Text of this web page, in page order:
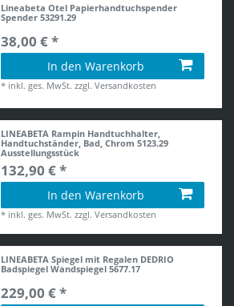
Lineabeta Otel Papierhandtuchspender
Spender 53291.29
38,00 € *
In den Warenkorb
* inkl. ges. MwSt. zzgl.Versandkosten
LINEABETA Rampin Handtuchhalter,
Handtuchständer, Bad, Chrom 5123.29
Ausstellungsstück
132,90 € *
In den Warenkorb
* inkl. ges. MwSt. zzgl.Versandkosten
LINEABETA Spiegel mit Regalen DEDRIO
Badspiegel Wandspiegel 5677.17
229,00 € *